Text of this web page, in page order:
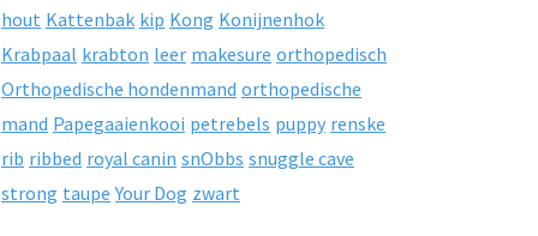
hout Kattenbak kip Kong Konijnenhok
Krabpaal krabton leer makesure orthopedisch
Orthopedische hondenmand orthopedische
mand Papegaaienkooi petrebels puppy renske
rib ribbed royal canin snObbs snuggle cave
strong taupe Your Dog zwart